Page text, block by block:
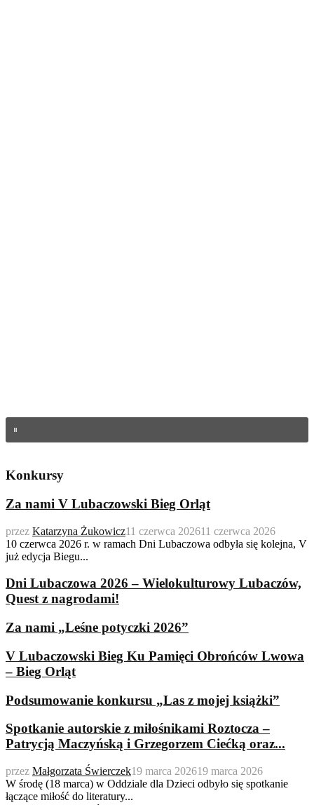
Konkursy
Za nami V Lubaczowski Bieg Orląt
przez Katarzyna Żukowicz11 czerwca 202611 czerwca 2026
10 czerwca 2026 r. w ramach Dni Lubaczowa odbyła się kolejna, V
już edycja Biegu...
Dni Lubaczowa 2026 – Wielokulturowy Lubaczów,
Quest z nagrodami!
Za nami „Leśne potyczki 2026”
V Lubaczowski Bieg Ku Pamięci Obrońców Lwowa
– Bieg Orląt
Podsumowanie konkursu „Las z mojej książki”
Spotkanie autorskie z miłośnikami Roztocza –
Patrycją Maczyńską i Grzegorzem Ciećką oraz...
przez Małgorzata Świerczek19 marca 202619 marca 2026
W środę (18 marca) w Oddziale dla Dzieci odbyło się spotkanie
łączące miłość do literatury...